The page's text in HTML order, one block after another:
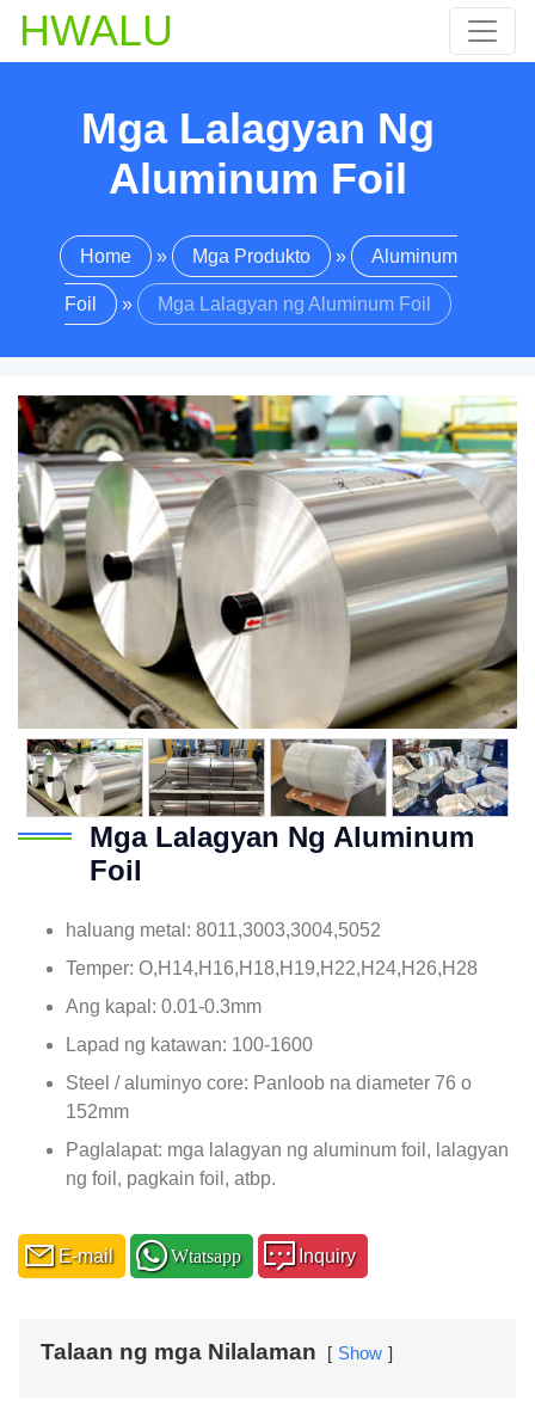
HWALU
Mga Lalagyan Ng
Aluminum Foil
Home » Mga Produkto » Aluminum
Foil » Mga Lalagyan ng Aluminum Foil
Mga Lalagyan Ng Aluminum
Foil
haluang metal: 8011,3003,3004,5052
Temper: O,H14,H16,H18,H19,H22,H24,H26,H28
Ang kapal: 0.01-0.3mm
Lapad ng katawan: 100-1600
Steel / aluminyo core: Panloob na diameter 76 o
152mm
Paglalapat: mga lalagyan ng aluminum foil, lalagyan
ng foil, pagkain foil, atbp.
E-mail Wtatsapp Inquiry
Talaan ng mga Nilalaman Show